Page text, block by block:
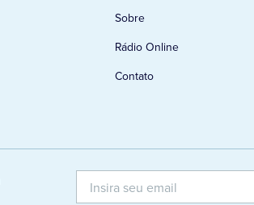
Sobre
Rádio Online
Contato